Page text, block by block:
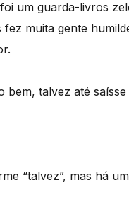
um guarda-livros
fez muita gente
bem, talvez até
“talvez”, mas há